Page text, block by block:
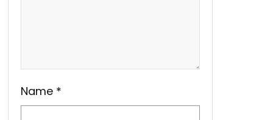
Name *